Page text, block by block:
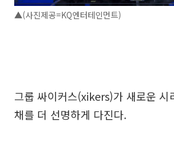
▲(사진제공=KQ엔터테인먼트)
그룹 싸이커스(xikers)가 새로운 시
채를 더 선명하게 다진다.